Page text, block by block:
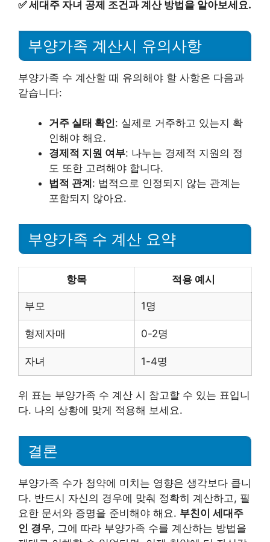
✅세대주 자녀 공제 조건과 계산 방법을 알아보세요.
부양가족 계산시 유의사항
부양가족 수 계산할 때 유의해야 할 사항은 다음과
같습니다:
거주 실태 확인: 실제로 거주하고 있는지 확
인해야 해요.
경제적 지원 여부: 나누는 경제적 지원의 정
도 또한 고려해야 합니다.
법적 관계 : 법적으로 인정되지 않는 관계는
포함되지 않아요.
부양가족 수 계산 요약
항목 적용 예시
부모 1명
형제자매 0-2명
자녀 1-4명
위 표는 부양가족 수 계산 시 참고할 수 있는 표입니
다. 나의 상황에 맞게 적용해 보세요.
결론
부양가족 수가 청약에 미치는 영향은 생각보다 큽니
다. 반드시 자신의 경우에 맞춰 정확히 계산하고, 필
요한 문서와 증명을 준비해야 해요. 부친이 세대주
인 경우, 그에 따라 부양가족 수를 계산하는 방법을